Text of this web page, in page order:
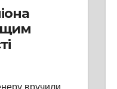
вручили